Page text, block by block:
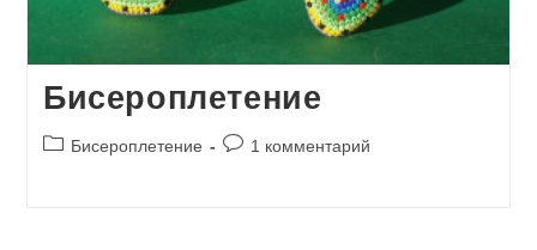
Бисероплетение
Рубрика
Бисероплетение
Комментарии
1 комментарий